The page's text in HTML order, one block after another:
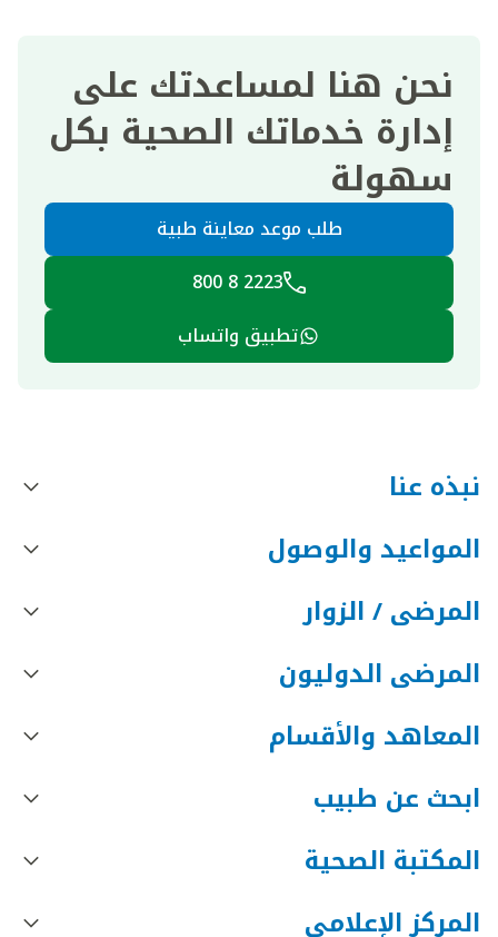
نحن هنا لمساعدتك على
إدارة خدماتك الصحية بكل
سهولة
طلب موعد معاينة طبية
2223 8 800
تطبيق واتساب
نبذه عنا
المواعيد والوصول
المرضى / الزوار
المرضى الدوليون
المعاهد والأقسام
ابحث عن طبيب
المكتبة الصحية
المركز الإعلامي